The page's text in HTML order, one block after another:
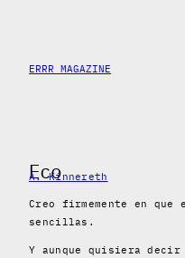
contenido
ERRR MAGAZINE
Eco
A. Kinnereth
Creo firmemente en que
sencillas.
Y aunque quisiera decir